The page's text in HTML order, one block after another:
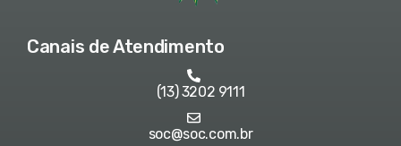
Canais de Atendimento
(13) 3202 9111
soc@soc.com.br